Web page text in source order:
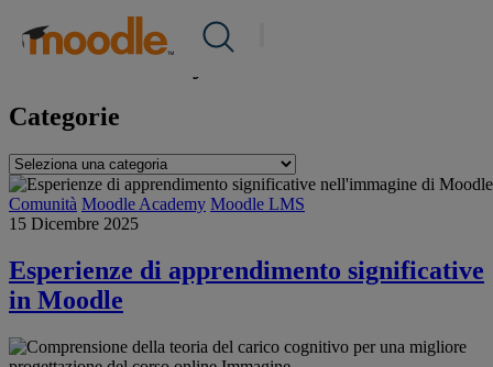
contenuto
Prodotti
Servizi
risorse
Contattaci
IT
Invia una RFP
Ottieni Moodle
Moodle Academy
Moodle Academy
Categorie
Categorie
Comunità Moodle Academy Moodle LMS
15 Dicembre 2025
Esperienze di apprendimento significative
in Moodle